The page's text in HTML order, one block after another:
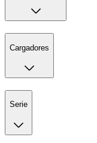
Cargadores
Serie